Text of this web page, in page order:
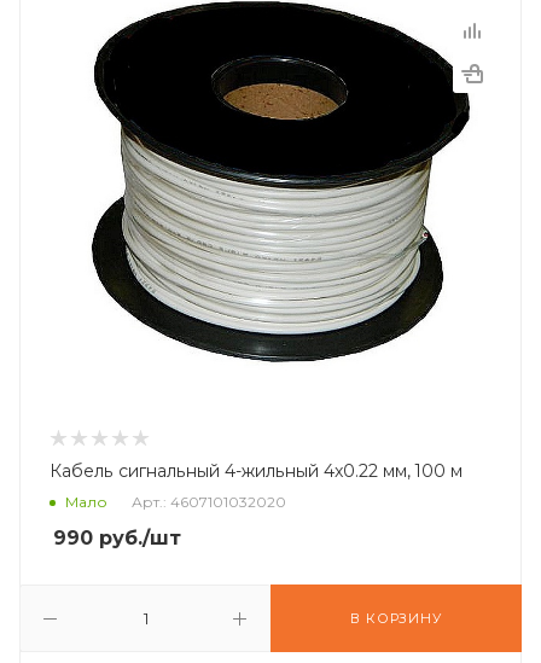
Кабель сигнальный 4-жильный 4x0.22 мм, 100 м
Мало Арт.: 4607101032020
990 руб./шт
В КОРЗИНУ